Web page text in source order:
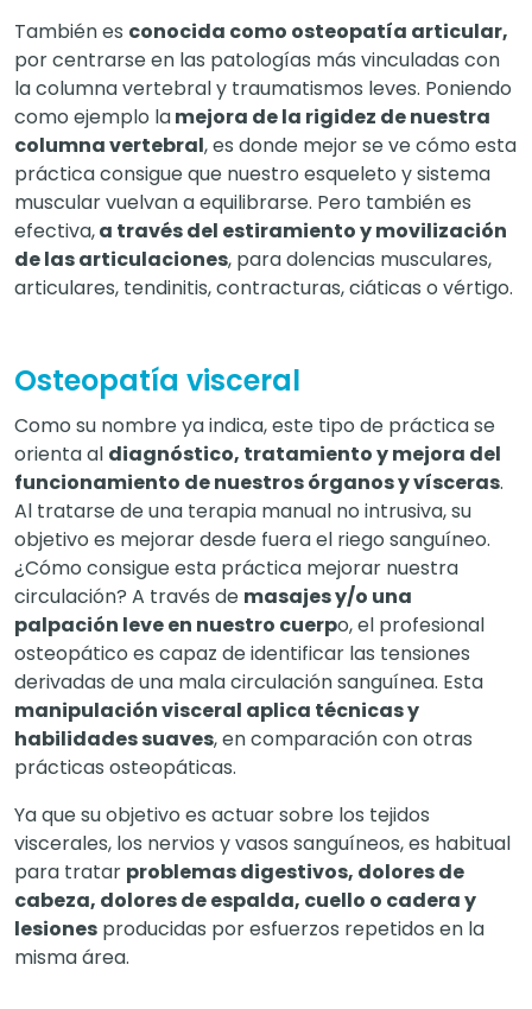
También es conocida como osteopatía articular,
por centrarse en las patologías más vinculadas con
la columna vertebral y traumatismos leves. Poniendo
como ejemplo lamejora de la rigidez de nuestra
columna vertebral, es donde mejor se ve cómo esta
práctica consigue que nuestro esqueleto y sistema
muscular vuelvan a equilibrarse. Pero también es
efectiva,a través del estiramiento y movilización
de las articulaciones, para dolencias musculares,
articulares, tendinitis, contracturas, ciáticas o vértigo.
Osteopatía visceral
Como su nombre ya indica, este tipo de práctica se
orienta al diagnóstico, tratamiento y mejora del
funcionamiento de nuestros órganos y vísceras.
Al tratarse de una terapia manual no intrusiva, su
objetivo es mejorar desde fuera el riego sanguíneo.
¿Cómo consigue esta práctica mejorar nuestra
circulación? A través de masajes y/o una
palpación leve en nuestro cuerpo, el profesional
osteopático es capaz de identificar las tensiones
derivadas de una mala circulación sanguínea. Esta
manipulación visceral aplica técnicas y
habilidades suaves, en comparación con otras
prácticas osteopáticas.
Ya que su objetivo es actuar sobre los tejidos
viscerales, los nervios y vasos sanguíneos, es habitual
para tratar problemas digestivos, dolores de
cabeza, dolores de espalda, cuello o cadera y
lesiones producidas por esfuerzos repetidos en la
misma área.